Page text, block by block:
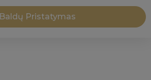
Baldų Pristatymas